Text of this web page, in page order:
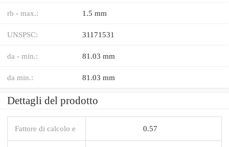
rb - max.: 1.5 mm
UNSPSC: 31171531
da - min.: 81.03 mm
da min.: 81.03 mm
Dettagli del prodotto
Fattore di calcolo e 0.57